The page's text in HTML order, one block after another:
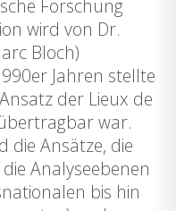
Forschung
wird von Dr.
Bloch)
Jahren stellte
der Lieux de
war.
die Ansätze, die
Analyseebenen
bis hin